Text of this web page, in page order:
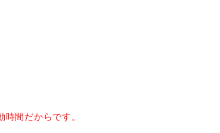
間だからです。